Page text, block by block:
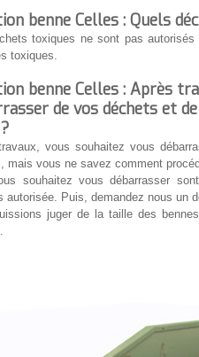
benne Celles : Quels
toxiques ne sont pas
toxiques.
benne Celles : Après
de vos déchets et
vous souhaitez vous
mais vous ne savez comment
souhaitez vous débarrasser
autorisée. Puis, demandez nous un
juger de la taille des